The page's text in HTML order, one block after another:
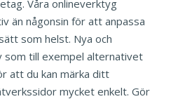
Våra onlineverktyg
än någonsin för att anpassa
som helst. Nya och
som till exempel alternativet
att du kan märka ditt
mycket enkelt. Gör